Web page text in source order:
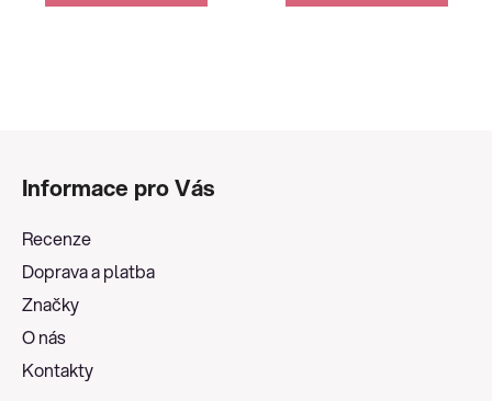
Informace pro Vás
Recenze
Doprava a platba
Značky
O nás
Kontakty